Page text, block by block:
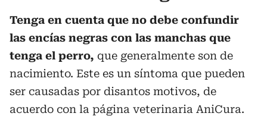
Tenga en cuenta que no debe confundir
las encías negras con las manchas que
tenga el perro, que generalmente son de
nacimiento. Este es un síntoma que pueden
ser causadas por disantos motivos, de
acuerdo con la página veterinaria AniCura.